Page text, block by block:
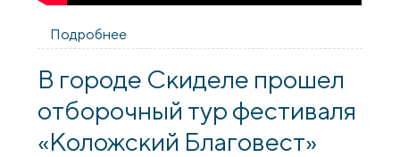
Подробнее
фестивалю «Коложский Благовест»
состоялась в Гродно
В городе Скиделе прошел
отборочный тур фестиваля
«Коложский Благовест»